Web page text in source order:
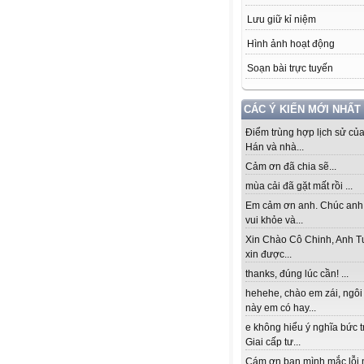
Lưu giữ kỉ niệm
Hình ảnh hoạt động
Soạn bài trực tuyến
CÁC Ý KIẾN MỚI NHẤT
Điểm trùng hợp lịch sử
Hán và nhà...
Cảm ơn đã chia sẽ...
mùa cải đã gặt mất rồi ...
Em cảm ơn anh. Chúc
vui khỏe và...
Xin Chào Cô Chinh, Anh
xin được...
thanks, đúng lúc cần! ...
hehehe, chào em zái,
này em có hay...
e không hiểu ý nghĩa bức
Giai cấp tư...
Cám ơn bạn mình mắc lỗi